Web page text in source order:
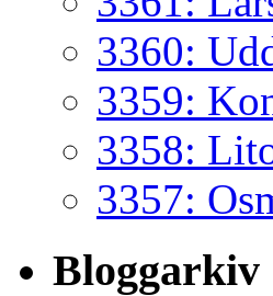
3360:
3359:
3358:
3357:
Bloggarkiv